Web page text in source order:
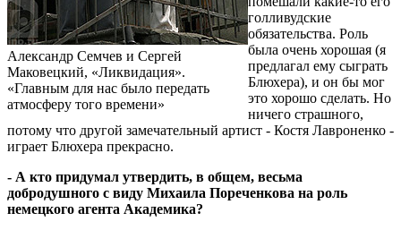
Александр Семчев и Сергей
Маковецкий, «Ликвидация».
«Главным для нас было передать
атмосферу того времени»
голливудские
обязательства. Роль
была очень хорошая (я
предлагал ему сыграть
Блюхера), и он бы мог
это хорошо сделать. Но
ничего страшного,
потому что другой замечательный артист - Костя Лавроненко -
играет Блюхера прекрасно.
- А кто придумал утвердить, в общем, весьма
добродушного с виду Михаила Пореченкова на роль
немецкого агента Академика?